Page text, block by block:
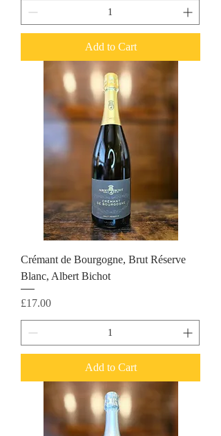
Add to Cart
Crémant de Bourgogne, Brut Réserve
Blanc, Albert Bichot
Price
£17.00
Add to Cart